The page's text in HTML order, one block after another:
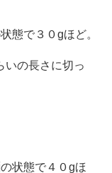
態で３０gほど。
いの長さに切っ
状態で４０gほ